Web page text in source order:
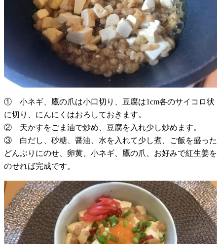
① 小ネギ、鷹の爪は小口切り、豆腐は1cm各のサイコロ状
に切り、にんにくはおろしておきます。
② 天かすをごま油で炒め、豆腐を入れ少し炒めます。
③ 白だし、砂糖、醤油、水を入れて少し煮、ご飯を盛った
どんぶりにのせ、卵黄、小ネギ、鷹の爪、お好みで紅生姜を
のせれば完成です。